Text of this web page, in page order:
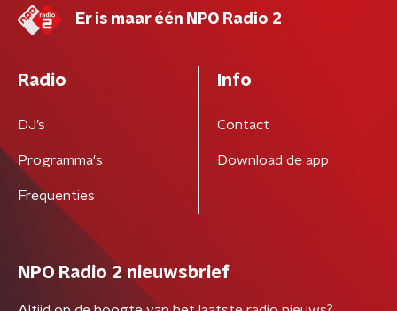
Er is maar één NPO Radio 2
Radio
DJ’s
Programma's
Frequenties
Info
Contact
Download de app
NPO Radio 2 nieuwsbrief